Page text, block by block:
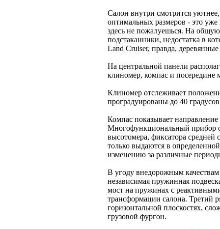
Салон внутри смотрится
оптимальных размеров - это
здесь не пожалуешься. На
подстаканники, недостатка в
Land Cruiser, правда,
На центральной панели
клиномер, компас и
Клиномер отслеживает
проградуированы до 40
Компас показывает
Многофункциональный прибор
высотомера, фиксатора средней
только выдаются в
изменению за различные
В угоду внедорожным качествам
независимая пружинная
мост на пружинах с
трансформации салона. Третий
горизонтальной плоскостях,
грузовой фургон.